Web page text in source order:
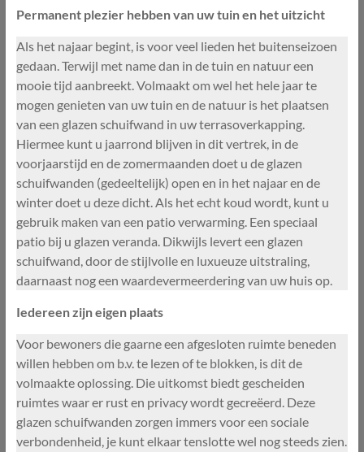
Permanent plezier hebben van uw tuin en het uitzicht
Als het najaar begint, is voor veel lieden het buitenseizoen
gedaan. Terwijl met name dan in de tuin en natuur een
mooie tijd aanbreekt. Volmaakt om wel het hele jaar te
mogen genieten van uw tuin en de natuur is het plaatsen
van een glazen schuifwand in uw terrasoverkapping.
Hiermee kunt u jaarrond blijven in dit vertrek, in de
voorjaarstijd en de zomermaanden doet u de glazen
schuifwanden (gedeeltelijk) open en in het najaar en de
winter doet u deze dicht. Als het echt koud wordt, kunt u
gebruik maken van een patio verwarming. Een speciaal
patio bij u glazen veranda. Dikwijls levert een glazen
schuifwand, door de stijlvolle en luxueuze uitstraling,
daarnaast nog een waardevermeerdering van uw huis op.
Iedereen zijn eigen plaats
Voor bewoners die gaarne een afgesloten ruimte beneden
willen hebben om b.v. te lezen of te blokken, is dit de
volmaakte oplossing. Die uitkomst biedt gescheiden
ruimtes waar er rust en privacy wordt gecreëerd. Deze
glazen schuifwanden zorgen immers voor een sociale
verbondenheid, je kunt elkaar tenslotte wel nog steeds zien.